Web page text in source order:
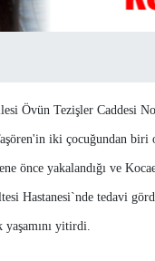
Övün Tezişler Caddesi
iki çocuğundan biri
önce yakalandığı ve
Hastanesi`nde tedavi
yaşamını yitirdi.